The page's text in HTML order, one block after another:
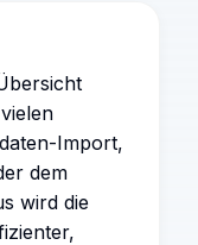
Import,
dem
wird die